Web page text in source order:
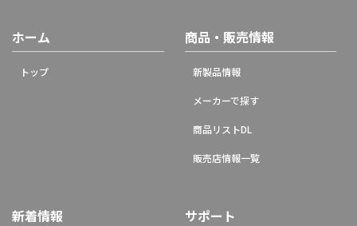
ホーム
トップ
商品・販売情報
新製品情報
メーカーで探す
商品リストDL
販売店情報一覧
新着情報 サポート